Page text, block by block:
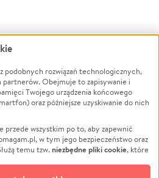
Powódź
Wichura
NGO
Edukacja
Podróż
Impreza
podobnych rozwiązań technologicznych,
partnerów. Obejmuje to zapisywanie i
Twojego urządzenia końcowego
oraz późniejsze uzyskiwanie do nich
wszystkim po to, aby zapewnić
w tym jego bezpieczeństwo oraz
temu tzw.niezbędne pliki cookie, które
plików cookie